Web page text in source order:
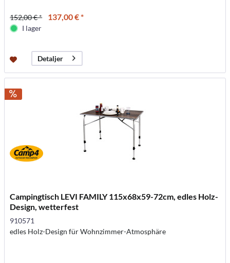
152,00 € * 137,00 € *
I lager
Detaljer
Campingtisch LEVI FAMILY 115x68x59-72cm, edles Holz-
Design, wetterfest
910571
edles Holz-Design für Wohnzimmer-Atmosphäre